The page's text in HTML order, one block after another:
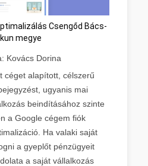
Csengőd Bács-
megye
Kovács Dorina
céget alapított, célszerű
ugyanis mai
beindításához szinte
a Google cégem fiók
Ha valaki saját
a gyeplőt pénzügyeit
a saját vállalkozás